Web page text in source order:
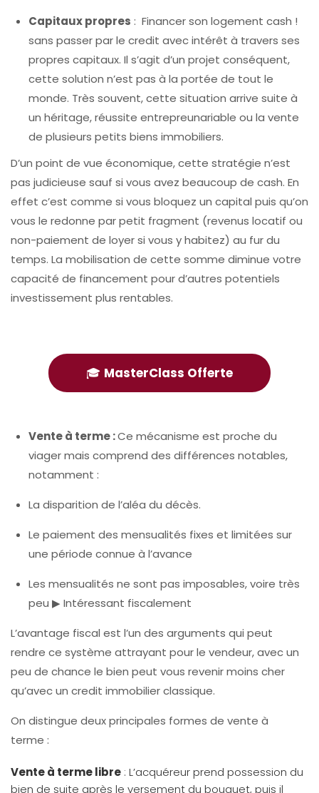
Capitaux propres : Financer son logement cash !
sans passer par le credit avec intérêt à travers ses
propres capitaux. Il s’agit d’un projet conséquent,
cette solution n’est pas à la portée de tout le
monde. Très souvent, cette situation arrive suite à
un héritage, réussite entrepreunariable ou la vente
de plusieurs petits biens immobiliers.
D’un point de vue économique, cette stratégie n’est
pas judicieuse sauf si vous avez beaucoup de cash. En
effet c’est comme si vous bloquez un capital puis qu’on
vous le redonne par petit fragment (revenus locatif ou
non-paiement de loyer si vous y habitez) au fur du
temps. La mobilisation de cette somme diminue votre
capacité de financement pour d’autres potentiels
investissement plus rentables.
🎓 MasterClass Offerte
Vente à terme :Ce mécanisme est proche du
viager mais comprend des différences notables,
notamment :
La disparition de l’aléa du décès.
Le paiement des mensualités fixes et limitées sur
une période connue à l’avance
Les mensualités ne sont pas imposables, voire très
peu ▶ Intéressant fiscalement
L’avantage fiscal est l’un des arguments qui peut
rendre ce système attrayant pour le vendeur, avec un
peu de chance le bien peut vous revenir moins cher
qu’avec un credit immobilier classique.
On distingue deux principales formes de vente à
terme :
Vente à terme libre : L’acquéreur prend possession du
bien de suite après le versement du bouquet, puis il